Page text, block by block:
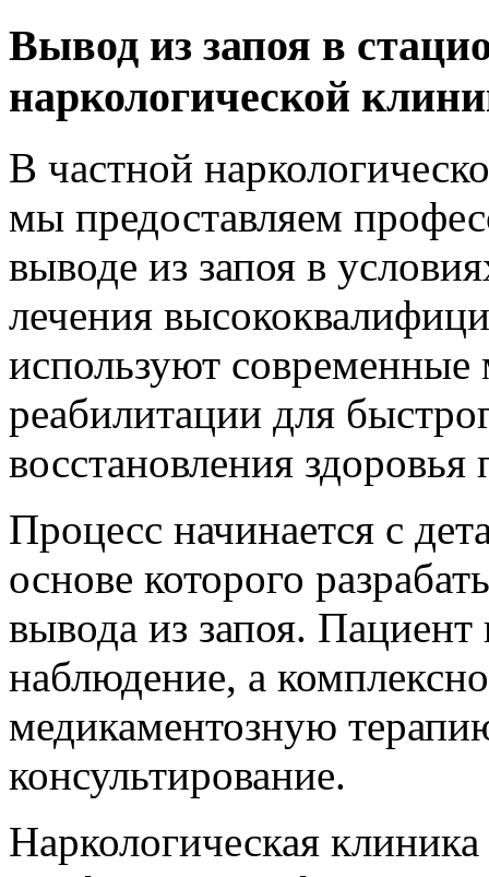
Вывод из запоя в
наркологической
В частной
мы предоставляем
выводе из запоя в
лечения
используют современные
реабилитации для
восстановления здоровья
Процесс начинается с
основе которого
вывода из запоя. Пациент
наблюдение, а
медикаментозную
консультирование.
Наркологическая